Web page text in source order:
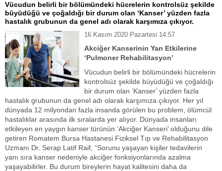
Vücudun belirli bir bölümündeki hücrelerin kontrolsüz şekilde
büyüdüğü ve çoğaldığı bir durum olan ‘Kanser’ yüzden fazla
hastalık grubunun da genel adı olarak karşımıza çıkıyor.
16 Kasım 2020 Pazartesi 14:57
Akciğer Kanserinin Yan Etkilerine
‘Pulmoner Rehabilitasyon’
Vücudun belirli bir bölümündeki hücrelerin
kontrolsüz şekilde büyüdüğü ve çoğaldığı
bir durum olan ‘Kanser’ yüzden fazla
hastalık grubunun da genel adı olarak karşımıza çıkıyor. Her yıl
dünyada 12 milyondan fazla insanda görülen bu problem, ölümcül
hastalıklar arasında ilk sıralarda yer alıyor. Dünyada insanları
etkileyen en yaygın kanser türünün ‘Akciğer Kanseri’ olduğunu dile
getiren Romatem Bursa Hastanesi Fiziksel Tıp ve Rehabilitasyon
Uzmanı Dr. Serap Latif Raif, “Sorunu yaşayan kişiler tedavilerin
yanı sıra kanser nedeniyle akciğer fonksiyonlarında azalma
yaşayabilirler. Bu durum bireylerin hayat kalitesini daha da